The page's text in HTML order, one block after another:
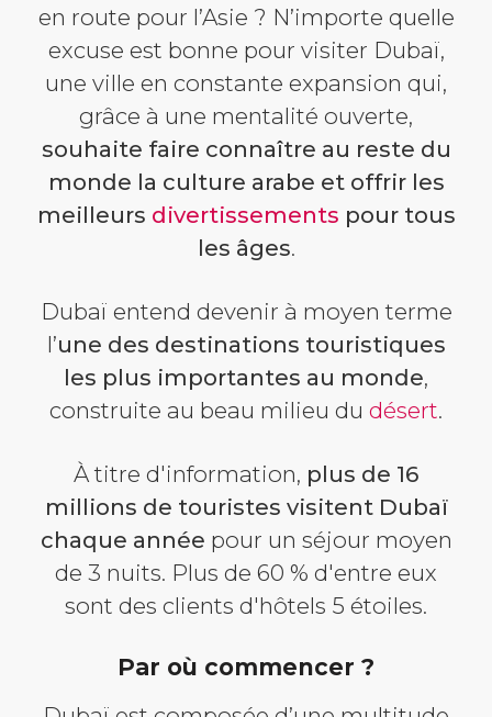
en route pour l’Asie ? N’importe quelle
excuse est bonne pour visiter Dubaï,
une ville en constante expansion qui,
grâce à une mentalité ouverte,
souhaite faire connaître au reste du
monde la culture arabe et offrir les
meilleurs divertissements pour tous
les âges.
Dubaï entend devenir à moyen terme
l’une des destinations touristiques
les plus importantes au monde,
construite au beau milieu du désert.
À titre d'information, plus de 16
millions de touristes visitent Dubaï
chaque année pour un séjour moyen
de 3 nuits. Plus de 60 % d'entre eux
sont des clients d'hôtels 5 étoiles.
Par où commencer ?